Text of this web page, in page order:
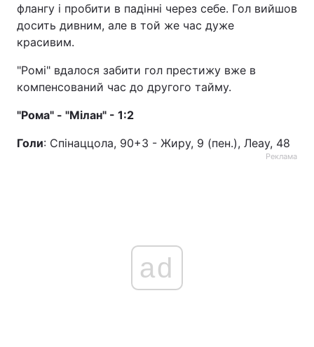
флангу і пробити в падінні через себе. Гол вийшов
досить дивним, але в той же час дуже
красивим.
"Ромі" вдалося забити гол престижу вже в
компенсований час до другого тайму.
"Рома" - "Мілан" - 1:2
Голи: Спінаццола, 90+3 - Жиру, 9 (пен.), Леау, 48
Реклама
ad